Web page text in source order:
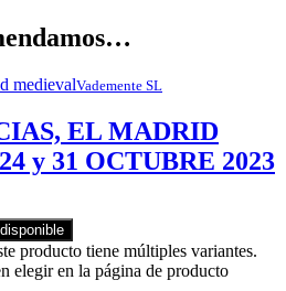
Vademente SL
EL MADRID
y 31 OCTUBRE 2023
producto tiene múltiples variantes.
elegir en la página de producto